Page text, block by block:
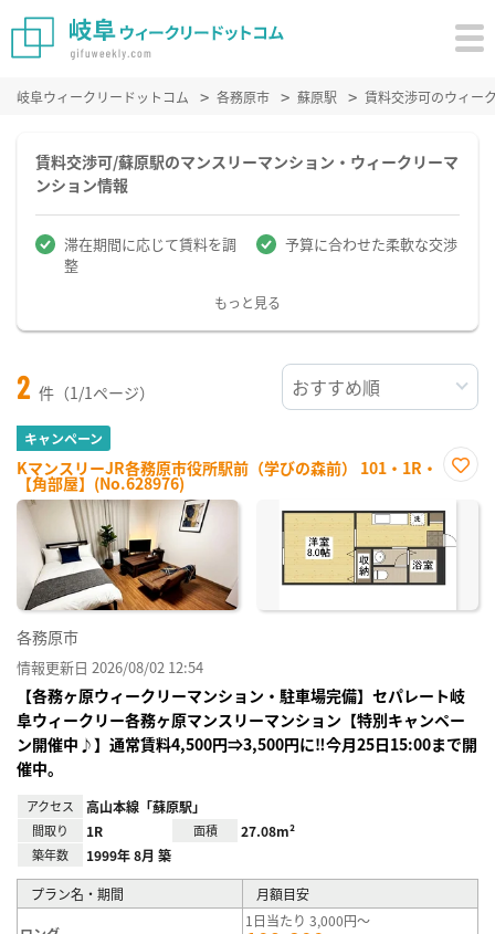
岐阜ウィークリードットコム 各務原市 蘇原駅 賃料交渉可のウィー
賃料交渉可/蘇原駅のマンスリーマンション・ウィークリーマ
ンション情報
滞在期間に応じて賃料を調
整
予算に合わせた柔軟な交渉
もっと見る
2 件（1/1ページ）
キャンペーン
KマンスリーJR各務原市役所駅前（学びの森前） 101・1R・
【角部屋】(No.628976)
に入
録
各務原市
情報更新日 2026/08/02 12:54
【各務ヶ原ウィークリーマンション・駐車場完備】セパレート岐
阜ウィークリー各務ヶ原マンスリーマンション【特別キャンペー
ン開催中♪】通常賃料4,500円⇒3,500円に‼今月25日15:00まで開
催中。
アクセス 高山本線「蘇原駅」
間取り 1R 面積 27.08m²
築年数 1999年 8月 築
プラン名・期間 月額目安
1日当たり 3,000円～